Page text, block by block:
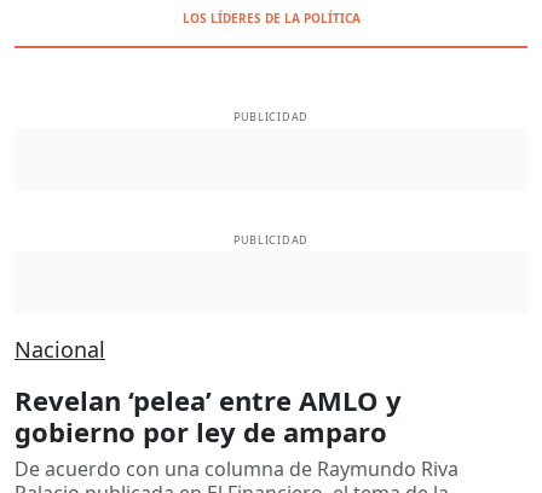
LOS LÍDERES DE LA POLÍTICA
PUBLICIDAD
PUBLICIDAD
Nacional
Revelan ‘pelea’ entre AMLO y
gobierno por ley de amparo
De acuerdo con una columna de Raymundo Riva